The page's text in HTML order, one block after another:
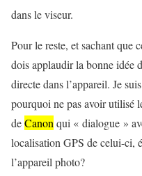
dans le viseur.
Pour le reste, et sachant que
dois applaudir la bonne idée
directe dans l’appareil. Je
pourquoi ne pas avoir utilisé
deCanon qui « dialogue »
localisation GPS de celui-ci,
l’appareil photo?